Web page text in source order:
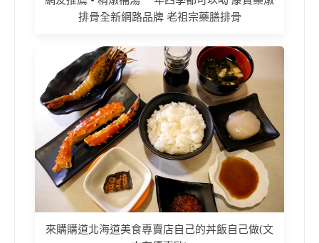
排骨全新網路品牌 老祖宗藥膳排骨
來購購道北海道美食專賣店自己的丼飯自己做(文